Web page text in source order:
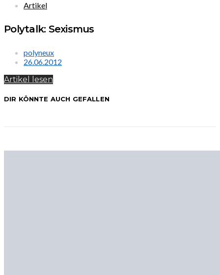
Artikel
Polytalk: Sexismus
polyneux
26.06.2012
Artikel lesen
DIR KÖNNTE AUCH GEFALLEN